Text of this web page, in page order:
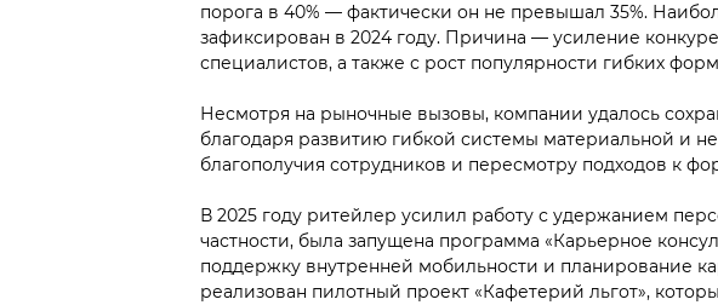
порога в 40% — фактически он не превышал 35%.
зафиксирован в 2024 году. Причина — усиление
специалистов, а также с рост популярности гибких форм
Несмотря на рыночные вызовы, компании удалось
благодаря развитию гибкой системы материальной и
благополучия сотрудников и пересмотру подходов к
В 2025 году ритейлер усилил работу с удержанием
частности, была запущена программа «Карьерное
поддержку внутренней мобильности и планирование
реализован пилотный проект «Кафетерий льгот»,